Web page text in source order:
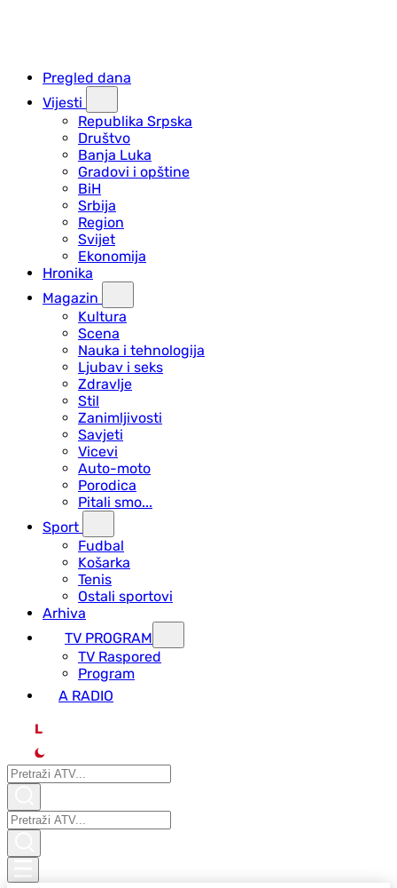
Pregled dana
Vijesti
Republika Srpska
Društvo
Banja Luka
Gradovi i opštine
BiH
Srbija
Region
Svijet
Ekonomija
Hronika
Magazin
Kultura
Scena
Nauka i tehnologija
Ljubav i seks
Zdravlje
Stil
Zanimljivosti
Savjeti
Vicevi
Auto-moto
Porodica
Pitali smo...
Sport
Fudbal
Košarka
Tenis
Ostali sportovi
Arhiva
TV PROGRAM
ТV Raspored
Program
A RADIO
L